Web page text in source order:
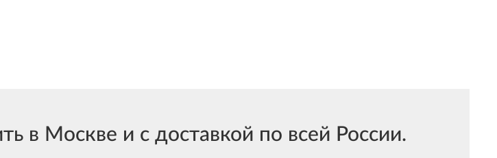
Москве и с доставкой по всей России.